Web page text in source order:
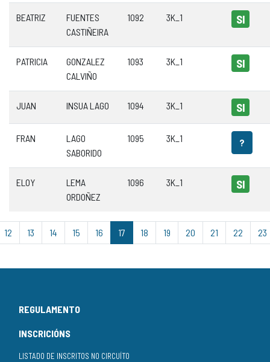
BEATRIZ
FUENTES
CASTIÑEIRA
1092 3K_1 SI
PATRICIA
GONZALEZ
CALVIÑO
1093 3K_1 SI
JUAN INSUA LAGO 1094 3K_1 SI
FRAN
LAGO
SABORIDO
1095 3K_1 ?
ELOY
LEMA
ORDOÑEZ
1096 3K_1 SI
12 13 14 15 16 17 18 19 20 21 22 23
REGULAMENTO
INSCRICIÓNS
LISTADO DE INSCRITOS NO CIRCUÍTO